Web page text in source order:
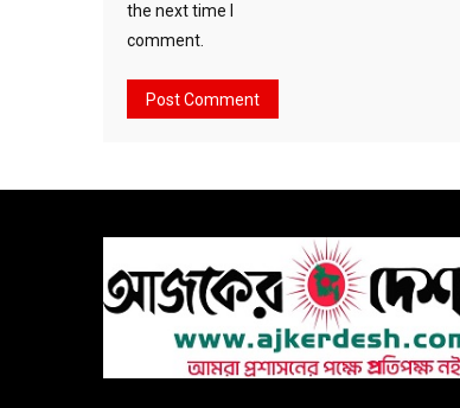
the next time I
comment.